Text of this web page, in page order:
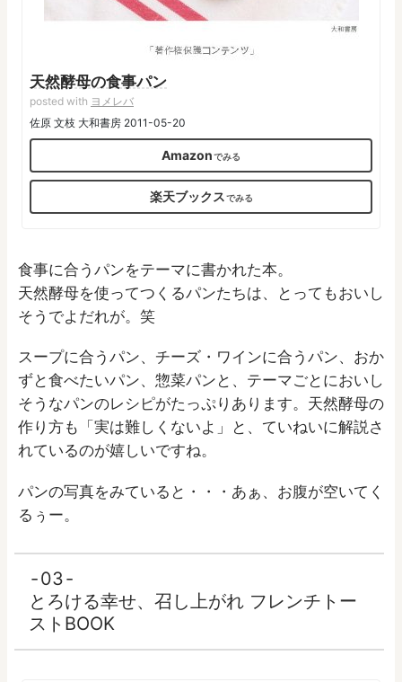
天然酵母の食事パン
posted with ヨメレバ
佐原 文枝 大和書房 2011-05-20
Amazon
楽天ブックス
食事に合うパンをテーマに書かれた本。
天然酵母を使ってつくるパンたちは、とってもおいし
そうでよだれが。笑
スープに合うパン、チーズ・ワインに合うパン、おか
ずと食べたいパン、惣菜パンと、テーマごとにおいし
そうなパンのレシピがたっぷりあります。天然酵母の
作り方も「実は難しくないよ」と、ていねいに解説さ
れているのが嬉しいですね。
パンの写真をみていると・・・あぁ、お腹が空いてく
るぅー。
03
とろける幸せ、召し上がれ フレンチトー
ストBOOK